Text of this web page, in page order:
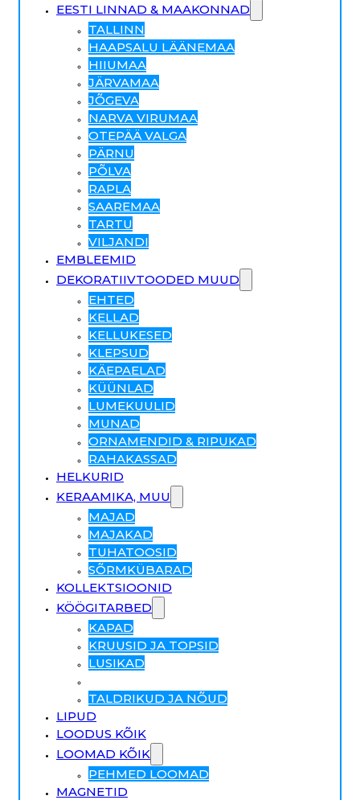
EESTI LINNAD & MAAKONNAD
TALLINN
HAAPSALU LÄÄNEMAA
HIIUMAA
JÄRVAMAA
JÕGEVA
NARVA VIRUMAA
OTEPÄÄ VALGA
PÄRNU
PÕLVA
RAPLA
SAAREMAA
TARTU
VILJANDI
EMBLEEMID
DEKORATIIVTOODED MUUD
EHTED
KELLAD
KELLUKESED
KLEPSUD
KÄEPAELAD
KÜÜNLAD
LUMEKUULID
MUNAD
ORNAMENDID & RIPUKAD
RAHAKASSAD
HELKURID
KERAAMIKA, MUU
MAJAD
MAJAKAD
TUHATOOSID
SÕRMKÜBARAD
KOLLEKTSIOONID
KÖÖGITARBED
KAPAD
KRUUSID JA TOPSID
LUSIKAD
TALDRIKUD JA NÕUD
LIPUD
LOODUS KÕIK
LOOMAD KÕIK
PEHMED LOOMAD
MAGNETID